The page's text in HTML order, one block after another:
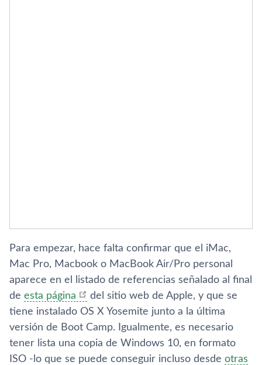
Para empezar, hace falta confirmar que el iMac,
Mac Pro, Macbook o MacBook Air/Pro personal
aparece en el listado de referencias señalado al final
de esta página
del sitio web de Apple, y que se
tiene instalado OS X Yosemite junto a la última
versión de Boot Camp. Igualmente, es necesario
tener lista una copia de Windows 10, en formato
ISO -lo que se puede conseguir incluso desde otras